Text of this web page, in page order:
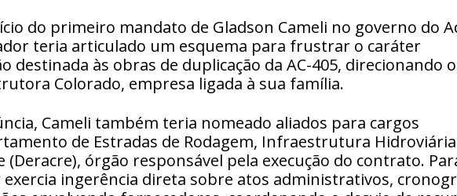
do primeiro mandato de Gladson Cameli no governo do
teria articulado um esquema para frustrar o caráter
destinada às obras de duplicação da AC-405, direcionando o
Colorado, empresa ligada à sua família.
Cameli também teria nomeado aliados para cargos
de Estradas de Rodagem, Infraestrutura
órgão responsável pela execução do contrato.
exercia ingerência direta sobre atos administrativos,